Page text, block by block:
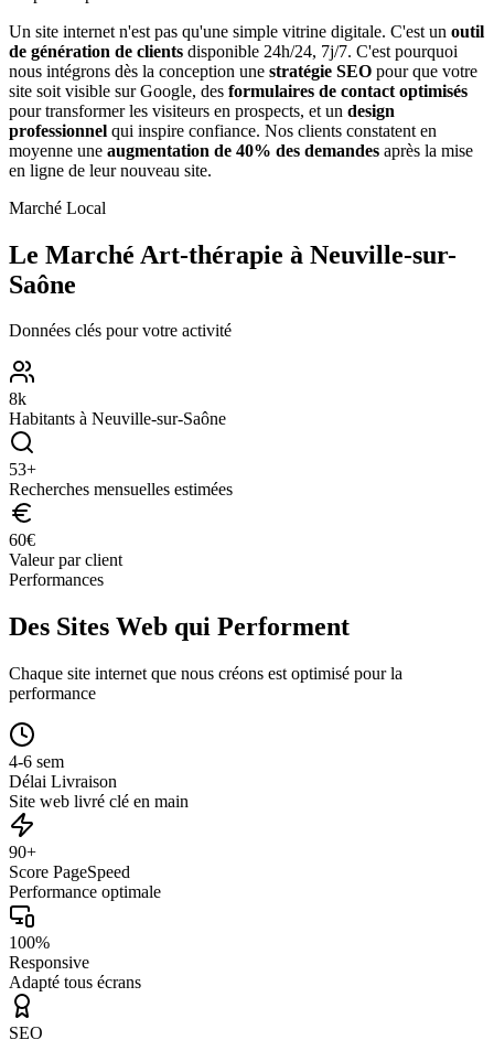
Un site internet n'est pas qu'une simple vitrine digitale. C'est un outil
de génération de clients disponible 24h/24, 7j/7. C'est pourquoi
nous intégrons dès la conception une stratégie SEO pour que votre
site soit visible sur Google, des formulaires de contact optimisés
pour transformer les visiteurs en prospects, et un design
professionnel qui inspire confiance. Nos clients constatent en
moyenne une augmentation de 40% des demandes après la mise
en ligne de leur nouveau site.
Marché Local
Le Marché Art-thérapie à Neuville-sur-
Saône
Données clés pour votre activité
8k
Habitants à Neuville-sur-Saône
53+
Recherches mensuelles estimées
60€
Valeur par client
Performances
Des Sites Web qui Performent
Chaque site internet que nous créons est optimisé pour la
performance
4-6 sem
Délai Livraison
Site web livré clé en main
90+
Score PageSpeed
Performance optimale
100%
Responsive
Adapté tous écrans
SEO